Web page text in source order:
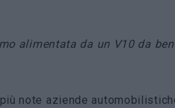
alimentata da un V10 da
note aziende